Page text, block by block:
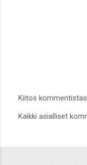
ä
Kiitos
Kaikki asialliset